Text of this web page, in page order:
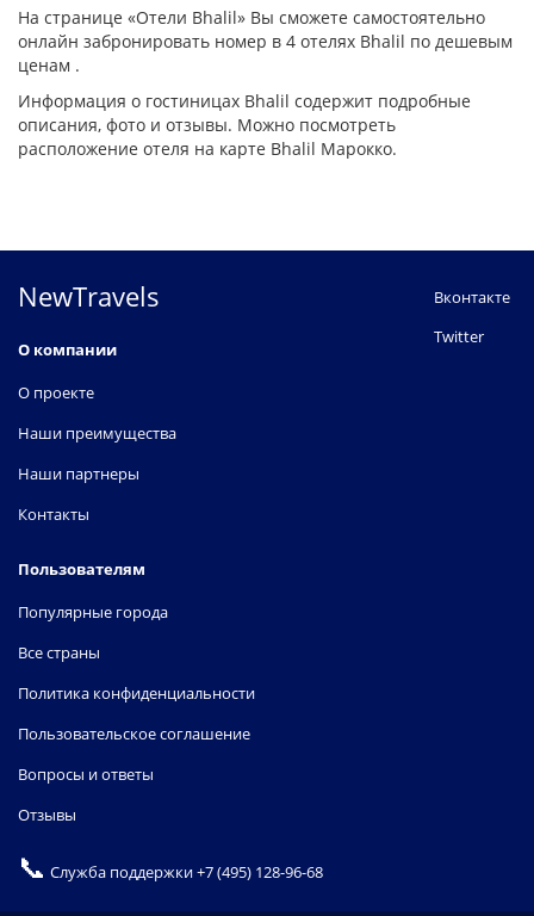
На странице «Отели Bhalil» Вы сможете самостоятельно
онлайн забронировать номер в 4 отелях Bhalil по дешевым
ценам .
Информация о гостиницах Bhalil содержит подробные
описания, фото и отзывы. Можно посмотреть
расположение отеля на карте Bhalil Марокко.
NewTravels
О компании
О проекте
Наши преимущества
Наши партнеры
Контакты
Пользователям
Популярные города
Все страны
Политика конфиденциальности
Пользовательское соглашение
Вопросы и ответы
Отзывы
Вконтакте
Twitter
📞 Служба поддержки+7 (495) 128-96-68